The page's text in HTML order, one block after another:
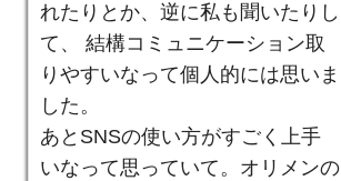
れたりとか、逆に私も聞いたりし
て、 結構コミュニケーション取
りやすいなって個人的には思いま
した。
あとSNSの使い方がすごく上手
いなって思っていて。オリメンの